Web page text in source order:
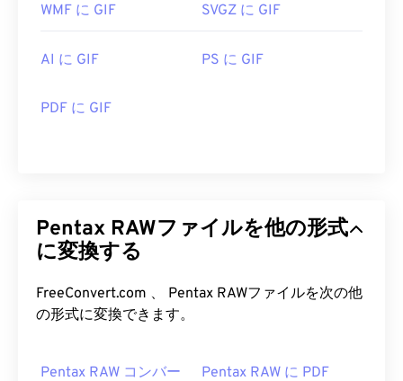
WMF に GIF SVGZ に GIF
AI に GIF PS に GIF
PDF に GIF
Pentax RAWファイルを他の形式
に変換する
FreeConvert.com 、 Pentax RAWファイルを次の他
の形式に変換できます。
Pentax RAW コンバー Pentax RAW に PDF